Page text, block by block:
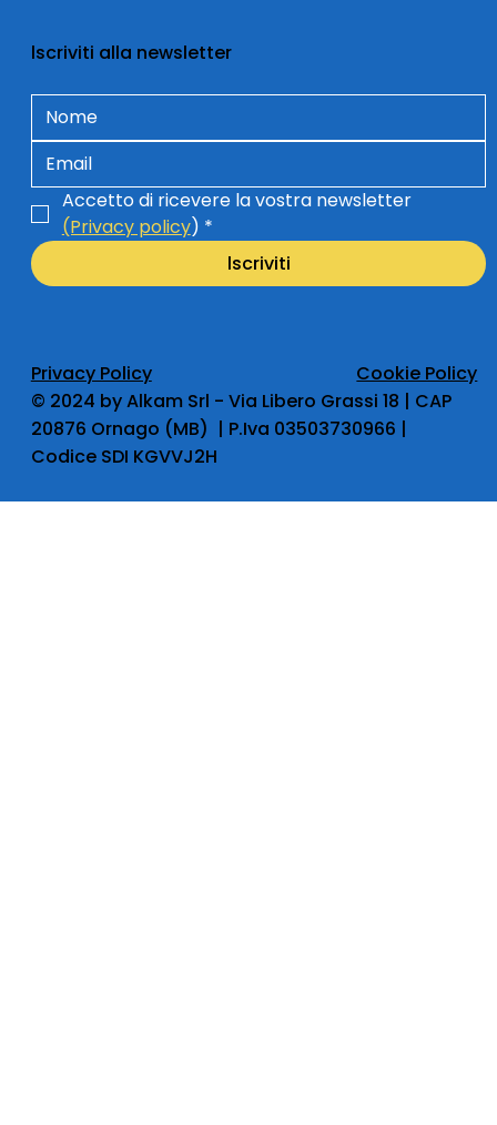
lscriviti alla newsletter
Accetto di ricevere la vostra newsletter
(Privacy policy) *
lscriviti
​© 2024 by Alkam Srl - Via Libero Grassi 18 | CAP
20876 Ornago (MB) | P.Iva 03503730966 |
Codice SDI KGVVJ2H
Privacy Policy Cookie Policy